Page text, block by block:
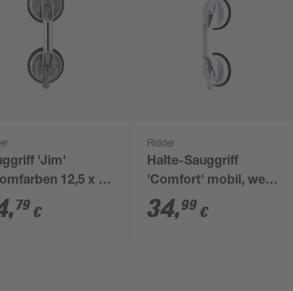
'Jim'
12,5 x 33
,79 €
Ridder
Halte-Sauggriff
'Comfort' mobil, weiß,
32 cm, bis 100 kg
34,99 €